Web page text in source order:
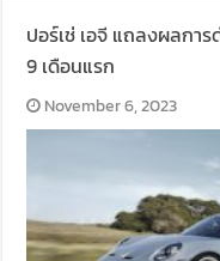
ปอร์เช่ เอจี แถลงผลการ
9 เดือนแรก
November 6, 2023